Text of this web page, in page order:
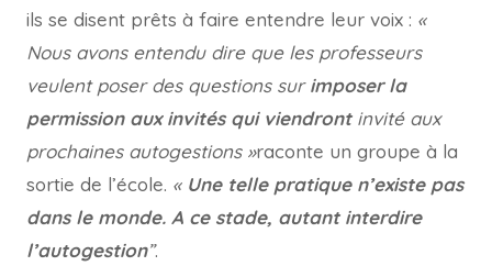
ils se disent prêts à faire entendre leur voix : «
Nous avons entendu dire que les professeurs
veulent poser des questions surimposer la
permission aux invités qui viendrontinvité aux
prochaines autogestions »raconte un groupe à la
sortie de l’école. « Une telle pratique n’existe pas
dans le monde. A ce stade, autant interdire
l’autogestion”.